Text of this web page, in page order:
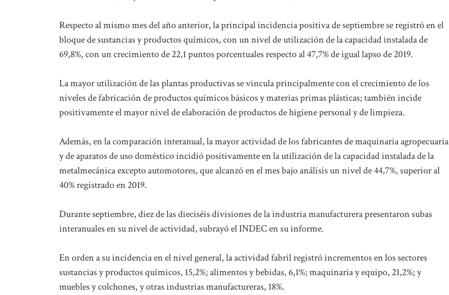
Respecto al mismo mes del año anterior, la principal incidencia positiva de septiembre se registró en el
bloque de sustancias y productos químicos, con un nivel de utilización de la capacidad instalada de
69,8%, con un crecimiento de 22,1 puntos porcentuales respecto al 47,7% de igual lapso de 2019.
La mayor utilización de las plantas productivas se vincula principalmente con el crecimiento de los
niveles de fabricación de productos químicos básicos y materias primas plásticas; también incide
positivamente el mayor nivel de elaboración de productos de higiene personal y de limpieza.
Además, en la comparación interanual, la mayor actividad de los fabricantes de maquinaria agropecuaria
y de aparatos de uso doméstico incidió positivamente en la utilización de la capacidad instalada de la
metalmecánica excepto automotores, que alcanzó en el mes bajo análisis un nivel de 44,7%, superior al
40% registrado en 2019.
Durante septiembre, diez de las dieciséis divisiones de la industria manufacturera presentaron subas
interanuales en su nivel de actividad, subrayó el INDEC en su informe.
En orden a su incidencia en el nivel general, la actividad fabril registró incrementos en los sectores
sustancias y productos químicos, 15,2%; alimentos y bebidas, 6,1%; maquinaria y equipo, 21,2%; y
muebles y colchones, y otras industrias manufactureras, 18%.